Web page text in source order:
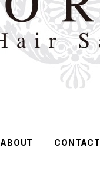
ABOUT CONTACT